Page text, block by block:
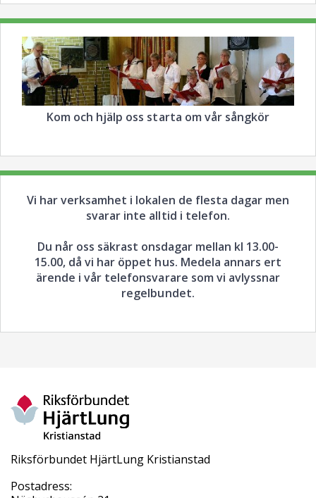
Kom och hjälp oss starta om vår sångkör
Vi har verksamhet i lokalen de flesta dagar men
svarar inte alltid i telefon.
Du når oss säkrast onsdagar mellan kl 13.00-
15.00, då vi har öppet hus. Medela annars ert
ärende i vår telefonsvarare som vi avlyssnar
regelbundet.
Riksförbundet HjärtLung Kristianstad
Postadress: